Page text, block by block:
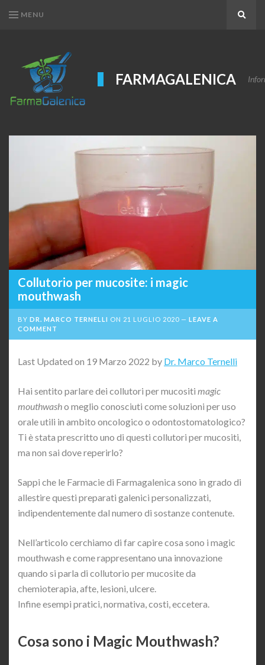
MENU
FARMAGALENICA
Collutorio per mucosite: i magic
mouthwash
BY DR. MARCO TERNELLI ON 21 LUGLIO 2020
LEAVE A
COMMENT
Last Updated on 19 Marzo 2022 by Dr. Marco Ternelli
Hai sentito parlare dei collutori per mucositi magic
mouthwasho meglio conosciuti come soluzioni per uso
orale utili in ambito oncologico o odontostomatologico?
Ti è stata prescritto uno di questi collutori per mucositi,
ma non sai dove reperirlo?
Sappi che le Farmacie di Farmagalenica sono in grado di
allestire questi preparati galenici personalizzati,
indipendentemente dal numero di sostanze contenute.
Nell’articolo cerchiamo di far capire cosa sono i magic
mouthwash e come rappresentano una innovazione
quando si parla di collutorio per mucosite da
chemioterapia, afte, lesioni, ulcere.
Infine esempi pratici, normativa, costi, eccetera.
Cosa sono i Magic Mouthwash?